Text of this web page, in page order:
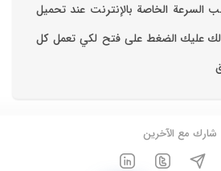
الخاصة بالإنترنت ‏عند تحميل
ذلك عليك الضغط على فتح لكي تعمل كل
شارك مع الآخرين